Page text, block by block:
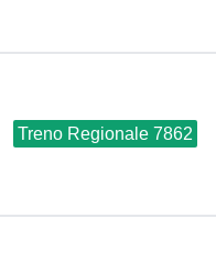
Treno Regionale 7862